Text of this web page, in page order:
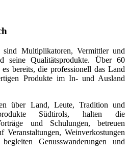
sind Multiplikatoren, Vermittler und
seine Qualitätsprodukte. Über 60
bereits, die professionell das Land
Produkte im In- und Ausland
über Land, Leute, Tradition und
Südtirols, halten die
und Schulungen, betreuen
Veranstaltungen, Weinverkostungen
Genusswanderungen und